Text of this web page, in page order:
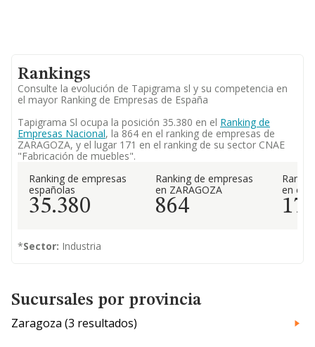
Rankings
Consulte la evolución de Tapigrama sl y su competencia en
el mayor Ranking de Empresas de España
Tapigrama Sl ocupa la posición 35.380 en el Ranking de
Empresas Nacional, la 864 en el ranking de empresas de
ZARAGOZA, y el lugar 171 en el ranking de su sector CNAE
"Fabricación de muebles".
Ranking de empresas
españolas
35.380
Ranking de empresas
en ZARAGOZA
864
en el
171
*Sector: Industria
Sucursales por provincia
Zaragoza (3 resultados)